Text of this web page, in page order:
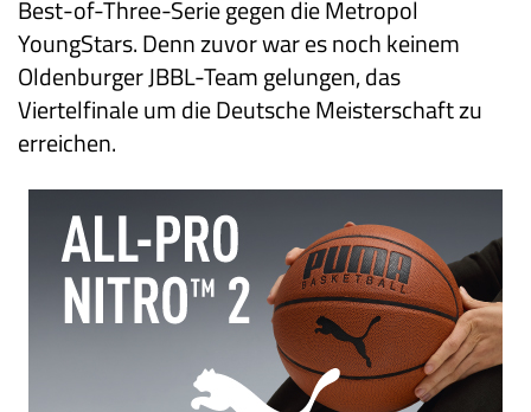
Best-of-Three-Serie gegen die Metropol
YoungStars. Denn zuvor war es noch keinem
Oldenburger JBBL-Team gelungen, das
Viertelfinale um die Deutsche Meisterschaft zu
erreichen.